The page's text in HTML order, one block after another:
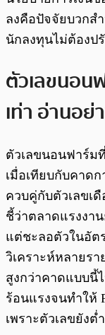
ลงคือปัจจัยบวกส
นักลงทุนไม่ต้องป
ตัวเลขนอน
เท่า อ่านอย่
ตัวเลขนอนฟาร์ม
เมื่อเทียบกับคาด
ควบคู่กับตัวเลขเ
ชี้ว่าตลาดแรงงา
แต่ชะลอตัวในอัต
วิเคราะห์หลายร
สูงกว่าคาดแบบนี้
ร้อนแรงจนทำให้
เพราะตัวเลขยัง